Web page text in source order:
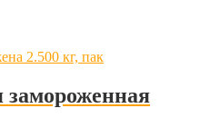
замороженная